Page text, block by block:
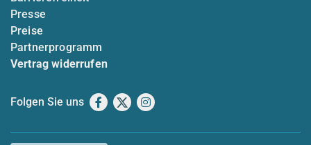
Presse
Preise
Partnerprogramm
Vertrag widerrufen
Folgen Sie uns Facebook
X Instagram